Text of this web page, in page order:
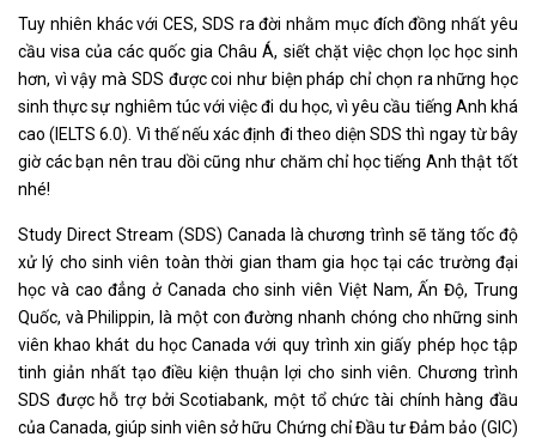
Tuy nhiên khác với CES, SDS ra đời nhằm mục đích đồng nhất yêu
cầu visa của các quốc gia Châu Á, siết chặt việc chọn lọc học sinh
hơn, vì vậy mà SDS được coi như biện pháp chỉ chọn ra những học
sinh thực sự nghiêm túc với việc đi du học, vì yêu cầu tiếng Anh khá
cao (IELTS 6.0). Vì thế nếu xác định đi theo diện SDS thì ngay từ bây
giờ các bạn nên trau dồi cũng như chăm chỉ học tiếng Anh thật tốt
nhé!
Study Direct Stream (SDS) Canada là chương trình sẽ tăng tốc độ
xử lý cho sinh viên toàn thời gian tham gia học tại các trường đại
học và cao đẳng ở Canada cho sinh viên Việt Nam, Ấn Độ, Trung
Quốc, và Philippin, là một con đường nhanh chóng cho những sinh
viên khao khát du học Canada với quy trình xin giấy phép học tập
tinh giản nhất tạo điều kiện thuận lợi cho sinh viên. Chương trình
SDS được hỗ trợ bởi Scotiabank, một tổ chức tài chính hàng đầu
của Canada, giúp sinh viên sở hữu Chứng chỉ Đầu tư Đảm bảo (GIC)